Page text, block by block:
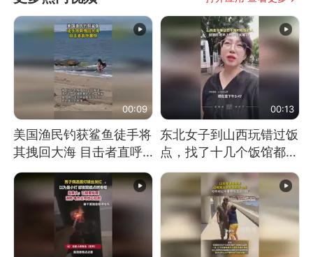
00:09
美国渔民钓获鲨鱼徒手将
其拽回大海 目击者直呼
震惊 （视频来源：参考
消息）
00:13
东北女子到山西玩错过饭
点，找了十几个饭馆都没
开门：午休到几点